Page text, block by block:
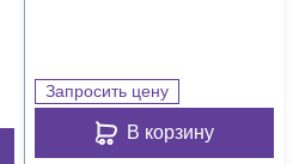
Запросить цену
В корзину